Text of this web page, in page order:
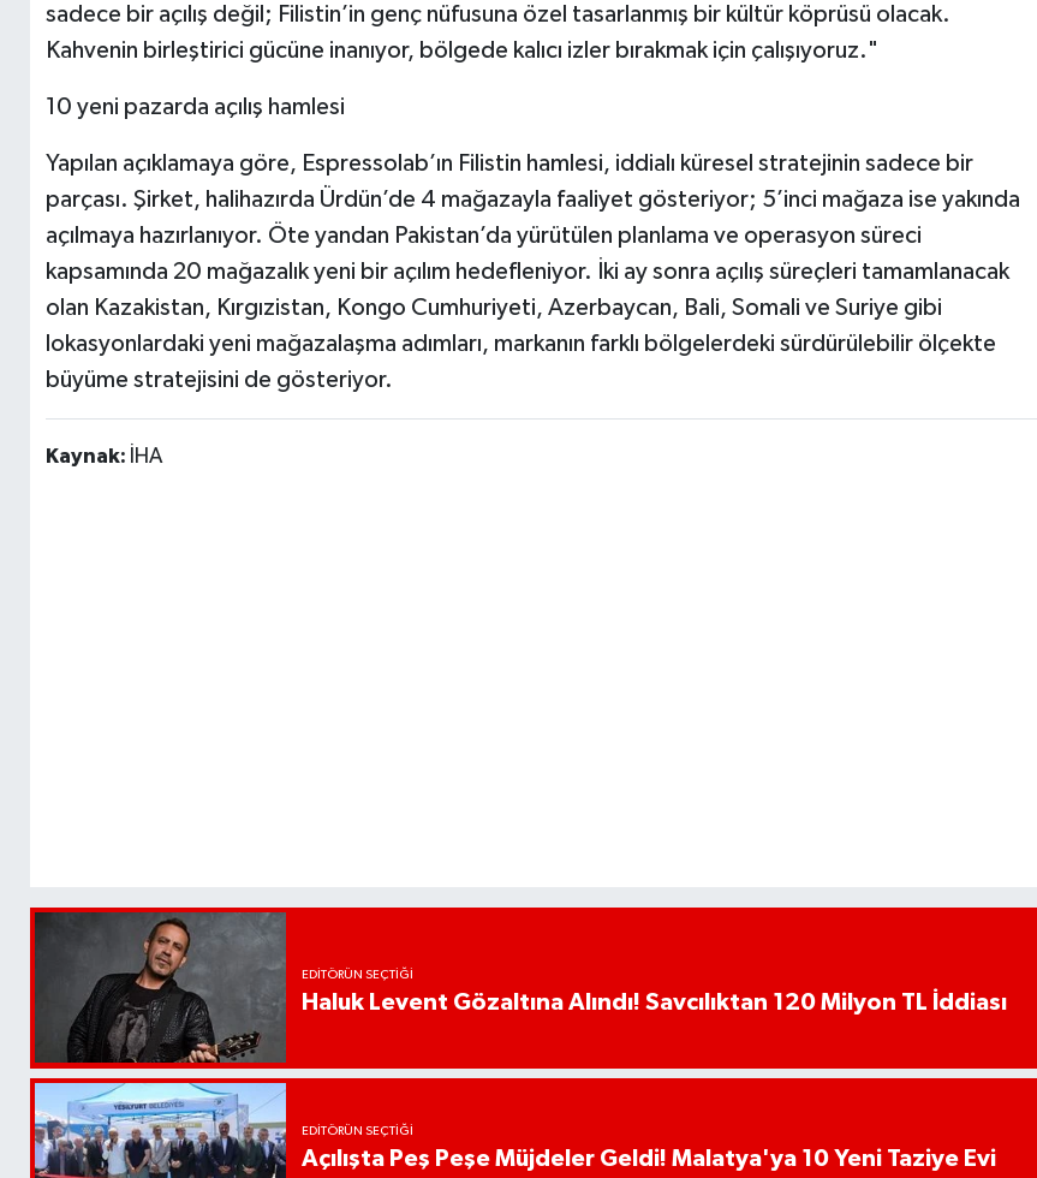
sadece bir açılış değil; Filistin’in genç nüfusuna özel tasarlanmış bir kültür köprüsü olacak.
Kahvenin birleştirici gücüne inanıyor, bölgede kalıcı izler bırakmak için çalışıyoruz."
10 yeni pazarda açılış hamlesi
Yapılan açıklamaya göre, Espressolab’ın Filistin hamlesi, iddialı küresel stratejinin sadece bir
parçası. Şirket, halihazırda Ürdün’de 4 mağazayla faaliyet gösteriyor; 5’inci mağaza ise yakında
açılmaya hazırlanıyor. Öte yandan Pakistan’da yürütülen planlama ve operasyon süreci
kapsamında 20 mağazalık yeni bir açılım hedefleniyor. İki ay sonra açılış süreçleri tamamlanacak
olan Kazakistan, Kırgızistan, Kongo Cumhuriyeti, Azerbaycan, Bali, Somali ve Suriye gibi
lokasyonlardaki yeni mağazalaşma adımları, markanın farklı bölgelerdeki sürdürülebilir ölçekte
büyüme stratejisini de gösteriyor.
Kaynak: İHA
EDITÖRÜN SEÇTIĞI
Haluk Levent Gözaltına Alındı! Savcılıktan 120 Milyon TL İddiası
EDITÖRÜN SEÇTIĞI
Açılışta Peş Peşe Müjdeler Geldi! Malatya'ya 10 Yeni Taziye Evi